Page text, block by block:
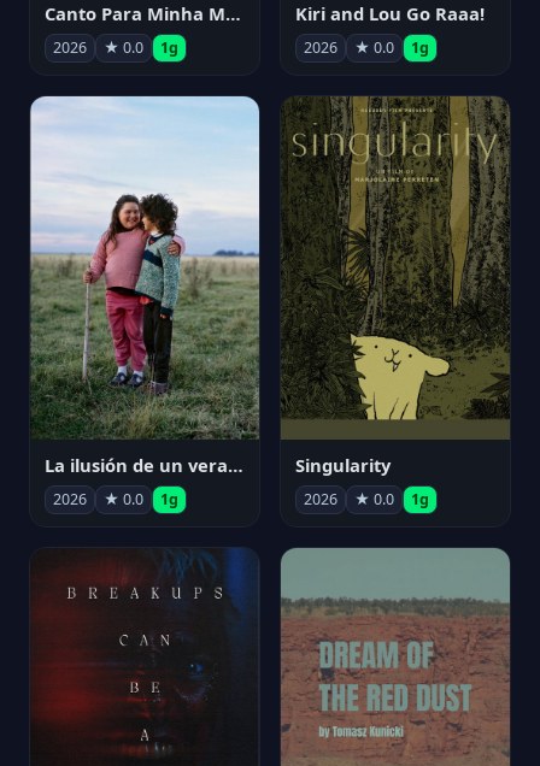
Canto Para Minha Morte
2026 ★ 0.0 1g
Kiri and Lou Go Raaa!
2026 ★ 0.0 1g
La ilusión de un verano sin fin
2026 ★ 0.0 1g
Singularity
2026 ★ 0.0 1g